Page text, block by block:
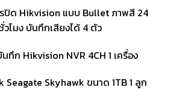
ปิด Hikvision แบบ Bullet ภาพสี 24
วโมง บันทึกเสียงได้ 4 ตัว
ทึก Hikvision NVR 4CH 1 เครื่อง
Skyhawk ขนาด 1TB 1 ลูก